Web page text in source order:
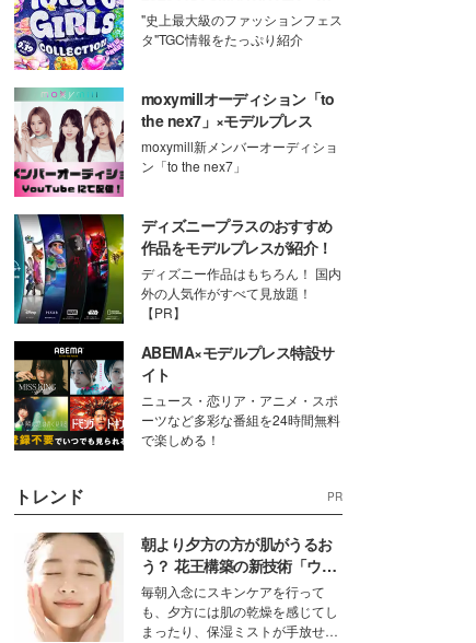
デルプレス
"史上最大級のファッションフェス
タ"TGC情報をたっぷり紹介
moxymillオーディション「to
the nex7」×モデルプレス
moxymill新メンバーオーディショ
ン「to the nex7」
ディズニープラスのおすすめ
作品をモデルプレスが紹介！
ディズニー作品はもちろん！ 国内
外の人気作がすべて見放題！
【PR】
ABEMA×モデルプレス特設サ
イト
ニュース・恋リア・アニメ・スポ
ーツなど多彩な番組を24時間無料
で楽しめる！
トレンド PR
朝より夕方の方が肌がうるお
う？ 花王構築の新技術「ウォ
ーターキャプチャリングスキ
ン（捕水肌）」がスキンケア
の常識を変える予感
毎朝入念にスキンケアを行って
も、夕方には肌の乾燥を感じてし
まったり、保湿ミストが手放せな